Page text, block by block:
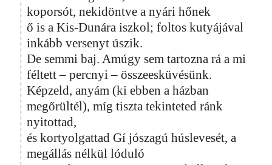
koporsót, nekidöntve a nyári hőnek
ő is a Kis-Dunára iszkol; foltos kutyájával
inkább versenyt úszik.
De semmi baj. Amúgy sem tartozna rá a mi
féltett – percnyi – összeesküvésünk.
Képzeld, anyám (ki ebben a házban
megőrültél), míg tiszta tekinteted ránk
nyitottad,
és kortyolgattad Gí jószagú húslevesét, a
megállás nélkül lóduló